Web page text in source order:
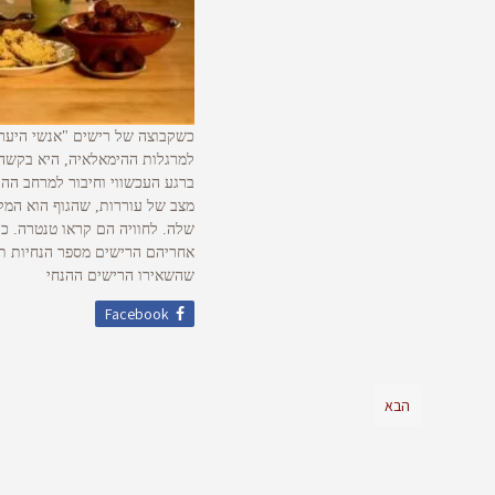
כשקבוצה של רישים "אנשי
למרגלות ההימאלאיה, היא
ברגע העכשווי וחיבור למרחב
מצב של עוררות, שהגוף הוא
שלה. לחוויה הם קראו טנטרה.
אחריהם הרישים מספר הנחיות
שהשאירו הרישים ההנחי
Facebook
הבא